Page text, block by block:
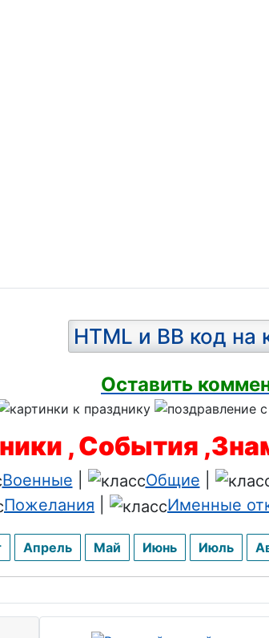
HTML и BB код на
Оставить
, События
Военные Общие
Пожелания Именные
Апрель Май Июнь Июль